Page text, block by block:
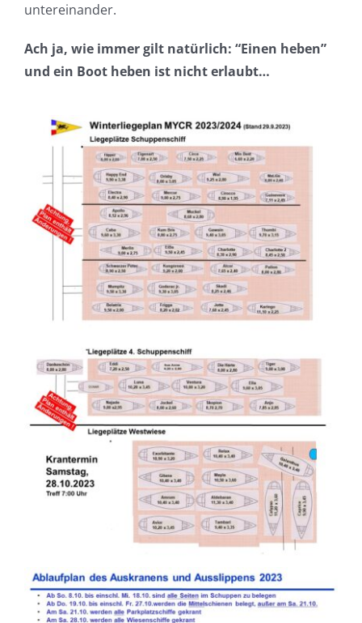
untereinander.
Ach ja, wie immer gilt natürlich: “Einen heben”
und ein Boot heben ist nicht erlaubt…